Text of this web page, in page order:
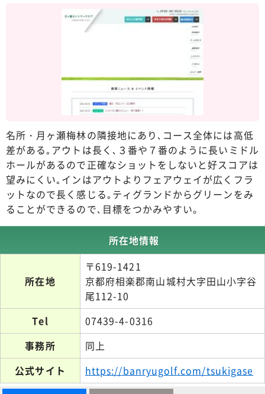
名所・月ヶ瀬梅林の隣接地にあり､コース全体には高低
差がある｡アウトは長く､３番や７番のように長いミドル
ホールがあるので正確なショットをしないと好スコアは
望みにくい｡インはアウトよりフェアウェイが広くフラ
ットなので長く感じる｡ティグランドからグリーンをみ
ることができるので､目標をつかみやすい。
所在地情報
所在地
〒619-1421
京都府相楽郡南山城村大字田山小字谷
尾112-10
Tel
07439-4-0316
事務所
同上
公式サイト
https://banryugolf.com/tsukigase